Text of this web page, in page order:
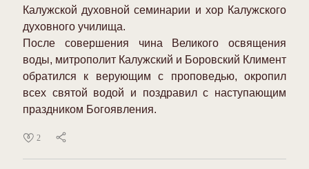
Калужской духовной семинарии и хор Калужского
духовного училища.
После совершения чина Великого освящения
воды, митрополит Калужский и Боровский Климент
обратился к верующим с проповедью, окропил
всех святой водой и поздравил с наступающим
праздником Богоявления.
2